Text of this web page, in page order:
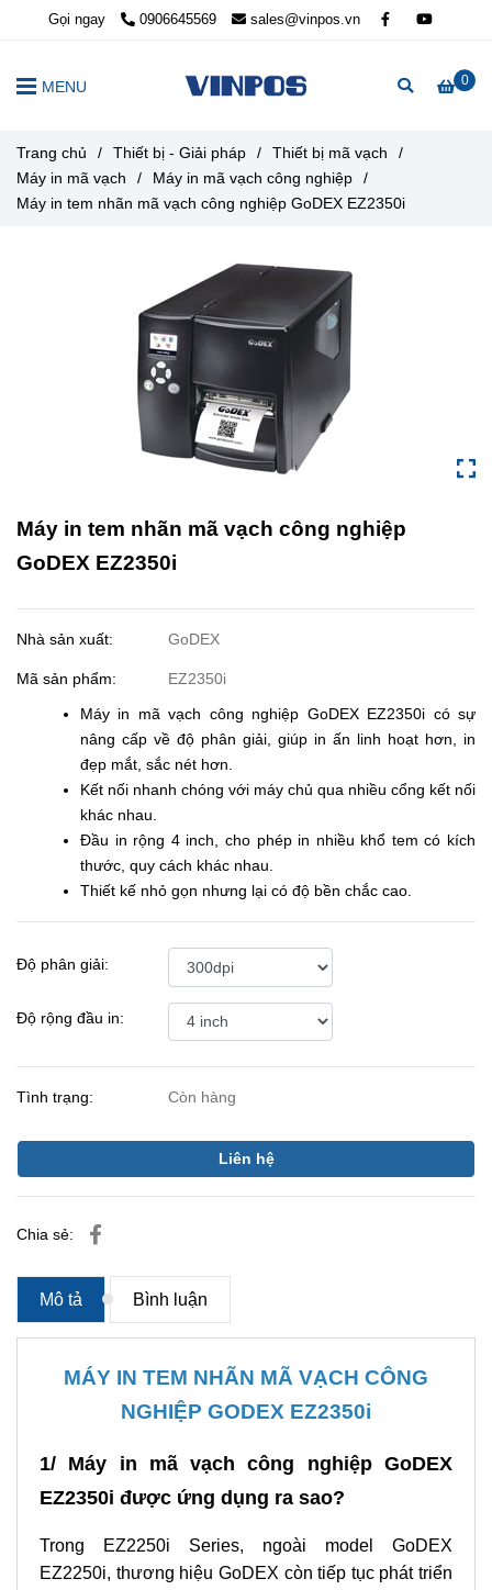
Máy in tem nhãn mã vạch công nghiệp
GoDEX EZ2350i
Nhà sản xuất: GoDEX
Mã sản phẩm:
EZ2350i
Máy in mã vạch công nghiệp GoDEX EZ2350i có sự
nâng cấp về độ phân giải, giúp in ấn linh hoạt hơn, in
đẹp mắt, sắc nét hơn.
Kết nối nhanh chóng với máy chủ qua nhiều cổng kết nối
khác nhau.
Đầu in rộng 4 inch, cho phép in nhiều khổ tem có kích
thước, quy cách khác nhau.
Thiết kế nhỏ gọn nhưng lại có độ bền chắc cao.
Độ phân giải:
Độ rộng đầu in:
Tình trạng: Còn hàng
Liên hệ
Chia sẻ:
Mô tả Bình luận
MÁY IN TEM NHÃN MÃ VẠCH CÔNG
NGHIỆP GODEX EZ2350i
1/ Máy in mã vạch công nghiệp GoDEX
EZ2350i được ứng dụng ra sao?
Trong EZ2250i Series, ngoài model GoDEX
EZ2250i, thương hiệu GoDEX còn tiếp tục phát triển
Trang chủ / Thiết bị - Giải pháp / Thiết bị mã vạch
/
Máy in mã vạch
/ Máy in mã vạch công nghiệp
/
Máy in tem nhãn mã vạch công nghiệp GoDEX EZ2350i
Gọi ngay 0906645569 sales@vinpos.vn
0
MENU